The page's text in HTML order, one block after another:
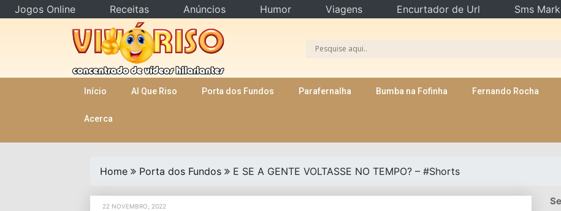
Início AI Que Riso Porta dos Fundos Parafernalha Bumba na Fofinha Fernando Rocha
Acerca
Home Porta dos Fundos E SE A GENTE VOLTASSE NO TEMPO? – #Shorts
22 NOVEMBRO, 2022
Jogos Online Receitas Anúncios Humor Viagens Encurtador de Url Sms